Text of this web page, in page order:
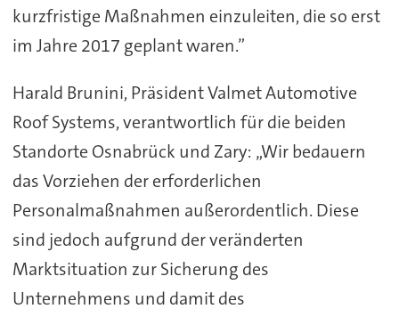
kurzfristige Maßnahmen einzuleiten, die so erst
im Jahre 2017 geplant waren.”
Harald Brunini, Präsident Valmet Automotive
Roof Systems, verantwortlich für die beiden
Standorte Osnabrück und Zary: „Wir bedauern
das Vorziehen der erforderlichen
Personalmaßnahmen außerordentlich. Diese
sind jedoch aufgrund der veränderten
Marktsituation zur Sicherung des
Unternehmens und damit des